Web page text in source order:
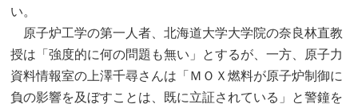
い。
原子炉工学の第一人者、北海道大学大学院の奈良林直教
授は「強度的に何の問題も無い」とするが、一方、原子力
資料情報室の上澤千尋さんは「ＭＯＸ燃料が原子炉制御に
負の影響を及ぼすことは、既に立証されている」と警鐘を